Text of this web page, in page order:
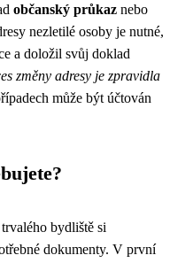
občanský průkaz nebo
nezletilé osoby je nutné,
a doložil svůj doklad
změny adresy je zpravidla
může být účtován
bydliště si
dokumenty. V první